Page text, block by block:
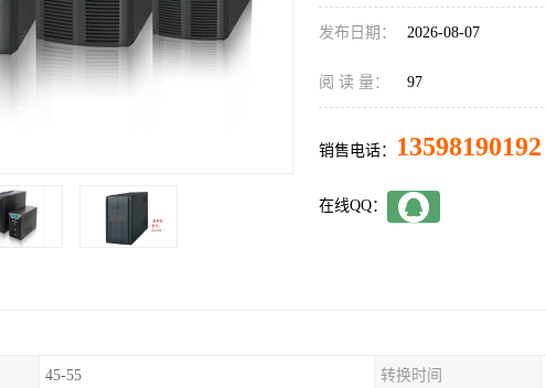
发布日期： 2026-08-07
阅 读 量： 97
销售电话： 13598190192
在线QQ：
45-55 转换时间